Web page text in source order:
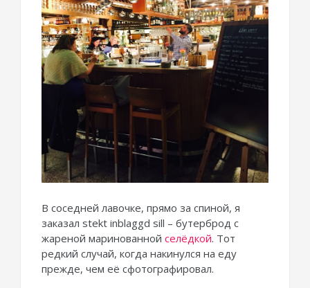
В соседней лавочке, прямо за спиной, я
заказал stekt inblaggd sill – бутерброд с
жареной маринованной селёдкой. Тот
редкий случай, когда накинулся на еду
прежде, чем её сфотографировал.